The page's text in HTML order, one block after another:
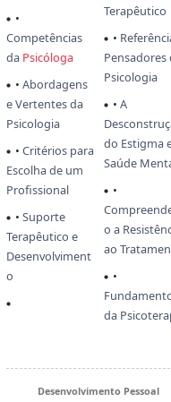
•
Competências
da Psicóloga
• Abordagens
e Vertentes da
Psicologia
• Critérios para
Escolha de um
Profissional
• Suporte
Terapêutico e
Desenvolviment
o
Terapêutico
•
Pensadores
Psicologia
• A
do Estigma
Saúde
•
o a
ao
•
da
Desenvolvimento Pessoal